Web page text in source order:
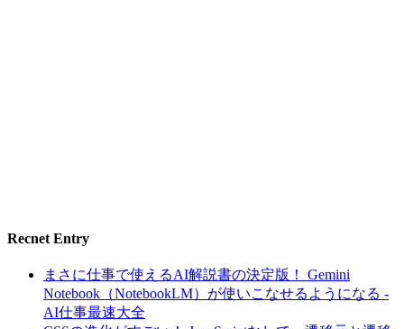
Recnet Entry
まさに仕事で使えるAI解説書の決定版！ Gemini
Notebook（NotebookLM）が使いこなせるようになる -
AI仕事最速大全